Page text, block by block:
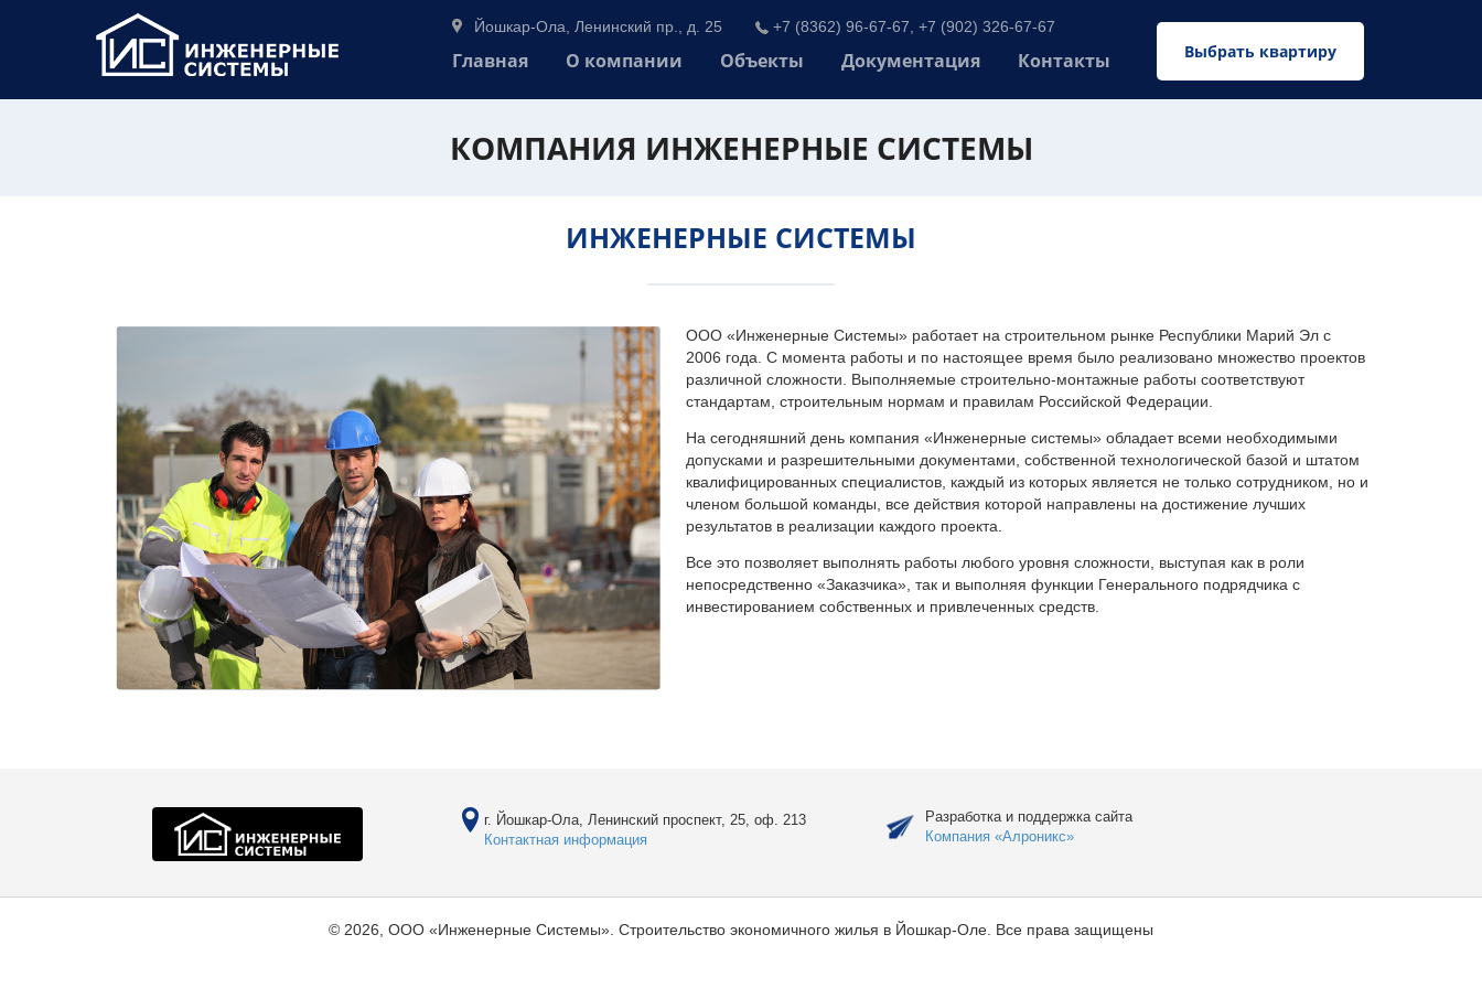
Выбрать квартиру
Йошкар-Ола, Ленинский пр., д. 25 +7 (8362) 96-67-67, +7 (902) 326-67-67
Главная О компании Объекты Документация Контакты
КОМПАНИЯ ИНЖЕНЕРНЫЕ СИСТЕМЫ
ИНЖЕНЕРНЫЕ СИСТЕМЫ
ООО «Инженерные Системы» работает на строительном рынке Республики Марий Эл с
2006 года. С момента работы и по настоящее время было реализовано множество проектов
различной сложности. Выполняемые строительно-монтажные работы соответствуют
стандартам, строительным нормам и правилам Российской Федерации.
На сегодняшний день компания «Инженерные системы» обладает всеми необходимыми
допусками и разрешительными документами, собственной технологической базой и штатом
квалифицированных специалистов, каждый из которых является не только сотрудником, но и
членом большой команды, все действия которой направлены на достижение лучших
результатов в реализации каждого проекта.
Все это позволяет выполнять работы любого уровня сложности, выступая как в роли
непосредственно «Заказчика», так и выполняя функции Генерального подрядчика с
инвестированием собственных и привлеченных средств.
г. Йошкар-Ола, Ленинский проспект, 25, оф. 213
Контактная информация
Разработка и поддержка сайта
Компания «Алроникс»
© 2026, ООО «Инженерные Системы». Строительство экономичного жилья в Йошкар-Оле. Все права защищены